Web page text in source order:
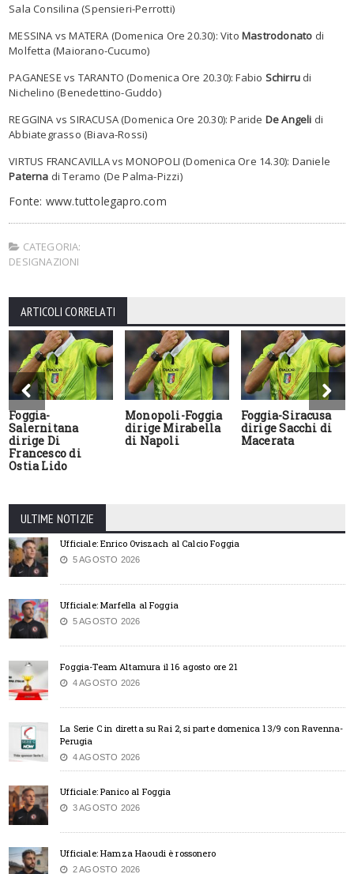
Sala Consilina (Spensieri-Perrotti)
MESSINA vs MATERA (Domenica Ore 20.30): Vito Mastrodonato di
Molfetta (Maiorano-Cucumo)
PAGANESE vs TARANTO (Domenica Ore 20.30): Fabio Schirru di
Nichelino (Benedettino-Guddo)
REGGINA vs SIRACUSA (Domenica Ore 20.30): Paride De Angeli di
Abbiategrasso (Biava-Rossi)
VIRTUS FRANCAVILLA vs MONOPOLI (Domenica Ore 14.30): Daniele
Paterna di Teramo (De Palma-Pizzi)
Fonte: www.tuttolegapro.com
CATEGORIA:
DESIGNAZIONI
ARTICOLI CORRELATI
Foggia-
Salernitana
dirige Di
Francesco di
Ostia Lido
Monopoli-Foggia
dirige Mirabella
di Napoli
Foggia-Siracusa
dirige Sacchi di
Macerata
ULTIME NOTIZIE
Ufficiale: Enrico Oviszach al Calcio Foggia
5 AGOSTO 2026
Ufficiale: Marfella al Foggia
5 AGOSTO 2026
Foggia-Team Altamura il 16 agosto ore 21
4 AGOSTO 2026
La Serie C in diretta su Rai 2, si parte domenica 13/9 con Ravenna-
Perugia
4 AGOSTO 2026
Ufficiale: Panico al Foggia
3 AGOSTO 2026
Ufficiale: Hamza Haoudi è rossonero
2 AGOSTO 2026